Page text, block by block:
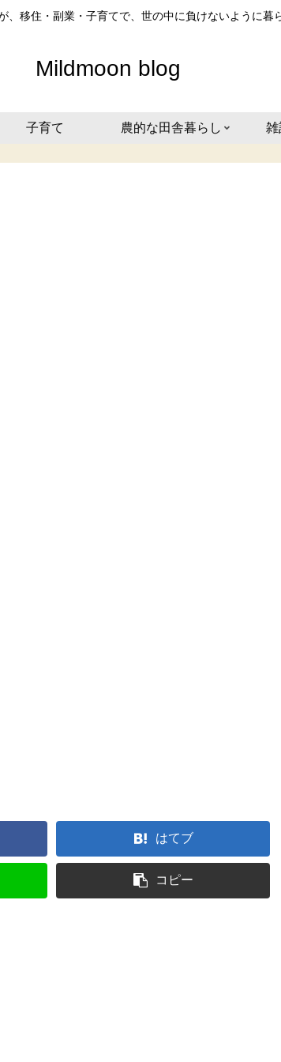
、移住・副業・子育てで、世の中に負けないように暮
Mildmoon blog
子育て 農的な田舎暮らし 雑
はてブ
コピー